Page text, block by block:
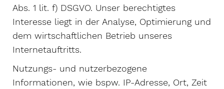
Abs. 1 lit. f) DSGVO. Unser berechtigtes
Interesse liegt in der Analyse, Optimierung und
dem wirtschaftlichen Betrieb unseres
Internetauftritts.
Nutzungs- und nutzerbezogene
Informationen, wie bspw. IP-Adresse, Ort, Zeit